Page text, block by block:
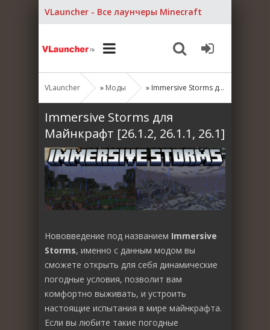
VLauncher - Все лаунчеры Minecraft
VLauncher » Моды » Immersive Storms для Майнкрафт [26.1.2, 26.1.1, 26.1]
Immersive Storms для
Майнкрафт [26.1.2, 26.1.1, 26.1]
Нововведение под названием Immersive
Storms, именно с данным модом вы
сможете открыть для себя динамические
погодные условия, позволит вам
комфортно выживать, и устроить
настоящие испытания в мире майнкрафта.
Если вы любите такие погодные